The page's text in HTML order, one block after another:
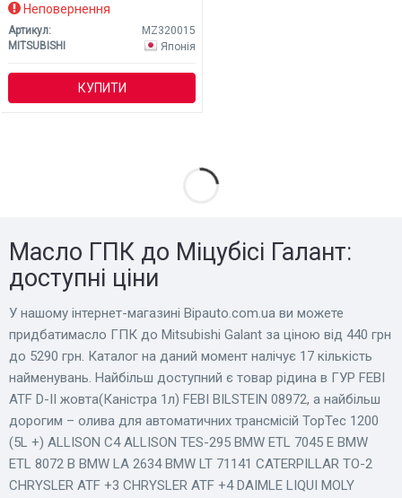
Неповернення
Артикул:
MZ320015
MITSUBISHI
Японія
КУПИТИ
Масло ГПК до Міцубісі Галант:
доступні ціни
У нашому інтернет-магазині Bіpauto.com.ua ви можете
придбатимасло ГПК до Mitsubishi Galant за ціною від 440 грн
до 5290 грн. Каталог на даний момент налічує 17 кількість
найменувань. Найбільш доступний є товар рідина в ГУР FEBI
ATF D-II жовта(Каністра 1л) FEBI BILSTEIN 08972, а найбільш
дорогим – олива для автоматичних трансмісій TopTec 1200
(5L +) ALLISON C4 ALLISON TES-295 BMW ETL 7045 E BMW
ETL 8072 B BMW LA 2634 BMW LT 71141 CATERPILLAR TO-2
CHRYSLER ATF +3 CHRYSLER ATF +4 DAIMLE LIQUI MOLY